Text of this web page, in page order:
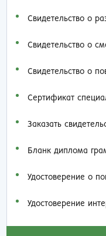
Свидетельство о
Свидетельство о
Свидетельство о
Сертификат
Заказать
Бланк диплома
Удостоверение о
Удостоверение